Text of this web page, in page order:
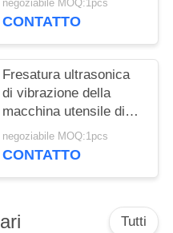
lega di alluminio
negoziabile MOQ:1pcs
CONTATTO
Fresatura ultrasonica
di vibrazione della
macchina utensile di
alta precisione
velocemente
negoziabile MOQ:1pcs
CONTATTO
Tutti